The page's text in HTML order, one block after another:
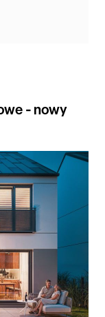
- nowy